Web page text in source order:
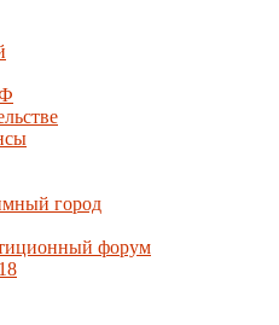
город
форум